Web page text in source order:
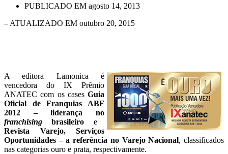
PUBLICADO EM agosto 14, 2013
– ATUALIZADO EM outubro 20, 2015
A editora Lamonica é
vencedora do IX Prêmio
ANATEC com os cases Guia
Oficial de Franquias ABF
2012 – liderança no
franchising brasileiro e
Revista Varejo, Serviços
Oportunidades – a referência no Varejo Nacional, classificados
nas categorias ouro e prata, respectivamente.